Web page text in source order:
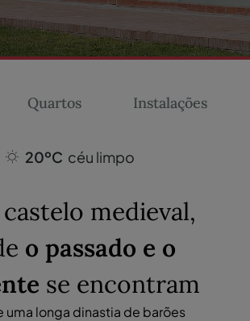
Quartos Instalações
20ºC céu limpo
medieval,
o passado e o
se encontram
uma longa dinastia de barões